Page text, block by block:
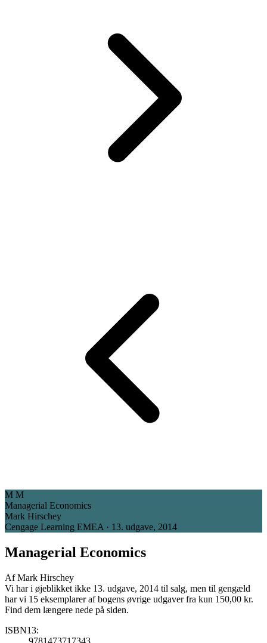
M M
Managerial Economics
Mark Hirschey
Cengage Learning EMEA · 13. udgave, 2014
Managerial Economics
AfMark Hirschey
Vi har i øjeblikket ikke 13. udgave, 2014 til salg, men til gengæld
har vi 15 eksemplarer af bogens øvrige udgaver fra kun 150,00 kr.
Find dem længere nede på siden.
ISBN13:
9781473717343